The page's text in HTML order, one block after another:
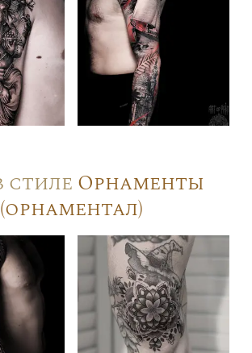
стиле Орнаменты
(орнаментал)